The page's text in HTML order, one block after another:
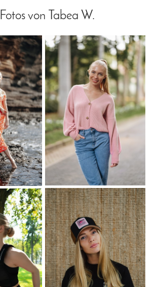
Fotos von Tabea W.